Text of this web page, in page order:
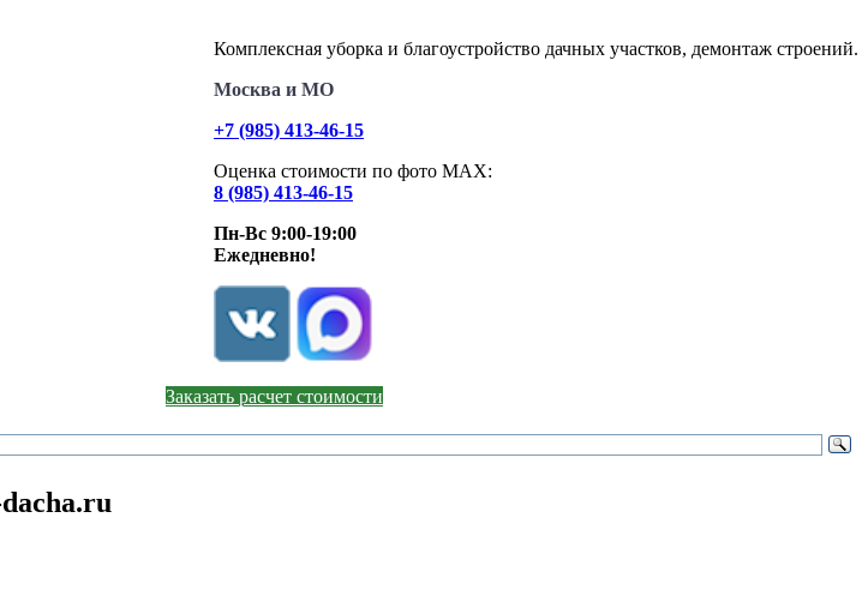
Комплексная уборка и благоустройство дачных участков, демонтаж строений.
Москва и МО
+7 (985) 413-46-15
Оценка стоимости по фото МАХ:
8 (985) 413-46-15
Пн-Вс 9:00-19:00
Ежедневно!
Заказать расчет стоимости